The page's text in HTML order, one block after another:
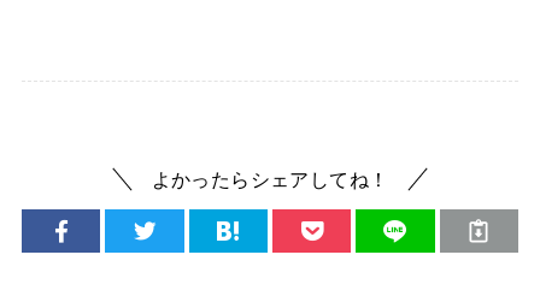
よかったらシェアしてね！